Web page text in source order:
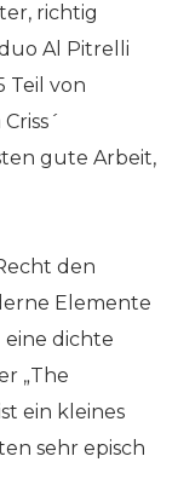
richtig
Al Pitrelli
Teil von
gute Arbeit,
den
Elemente
eine dichte
„The
ein kleines
sehr episch